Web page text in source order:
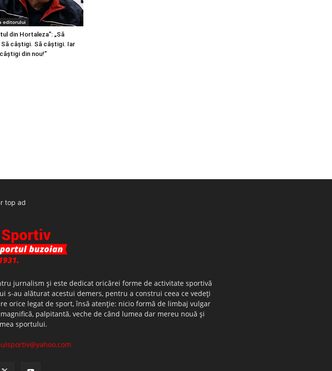
editorului
din Hortaleza”: „Să
câștigi. Să câștigi. Iar
din nou!”
top ad
jurnalism şi este dedicat oricărei forme de activitate sportivă
au alăturat acestui demers, pentru a construi ceea ce vedeţi
orice legat de sport, însă atenţie: nicio formă de limbaj vulgar
palpitantă, veche de când lumea dar mereu nouă şi
sportului.